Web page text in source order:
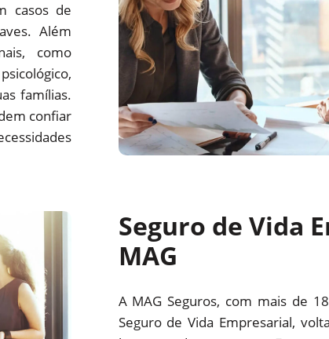
casos de
Além
como
famílias.
confiar
Seguro de Vida
MAG
A MAG Seguros, com mais de
Seguro de Vida Empresarial,